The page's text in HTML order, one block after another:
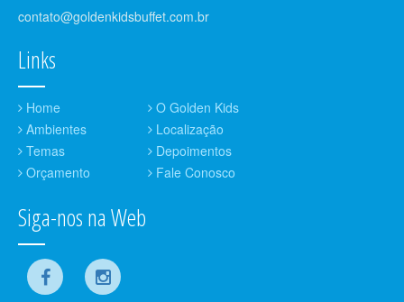
contato@goldenkidsbuffet.com.br
Links
Home
O Golden Kids
Ambientes
Localização
Temas
Depoimentos
Orçamento
Fale Conosco
Siga-nos na Web